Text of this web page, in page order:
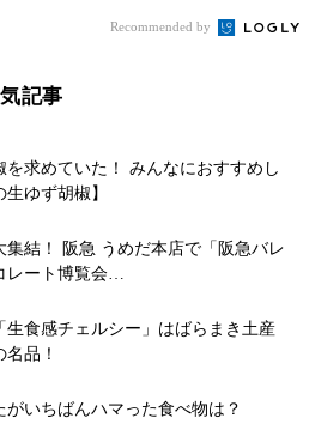
Recommended by
記事
を求めていた！ みんなにおすすめし
ゆず胡椒】
集結！ 阪急 うめだ本店で「阪急バレ
レート博覧会…
生食感チェルシー」はばらまき土産
品！
がいちばんハマった食べ物は？